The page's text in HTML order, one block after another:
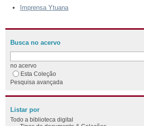
Imprensa Ytuana
Busca no acervo
no acervo
Esta Coleção
Pesquisa avançada
Listar por
Todo a biblioteca digital